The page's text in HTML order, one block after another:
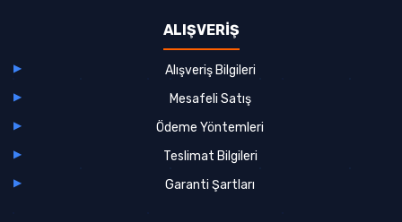
ALIŞVERİŞ
Alışveriş Bilgileri
Mesafeli Satış
Ödeme Yöntemleri
Teslimat Bilgileri
Garanti Şartları